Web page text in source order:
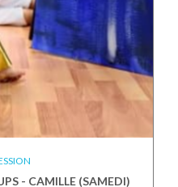
- CAMILLE (SAMEDI)